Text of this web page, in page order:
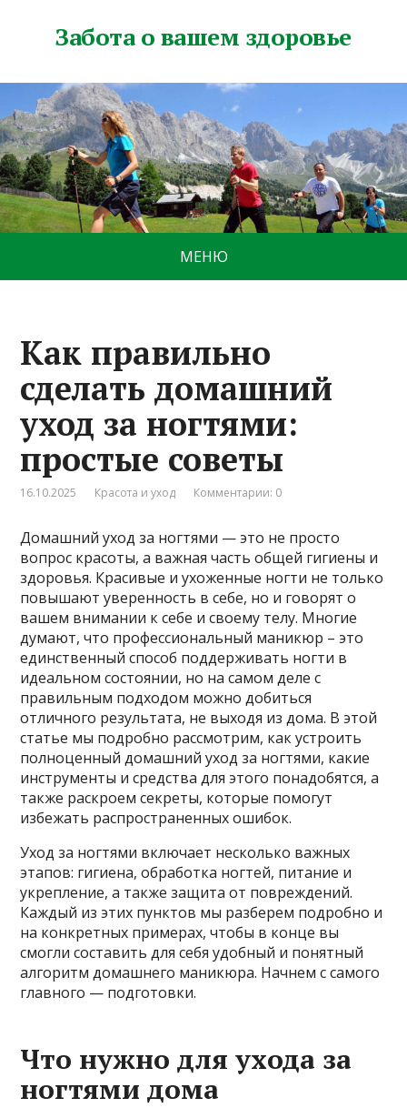
Забота о вашем здоровье
МЕНЮ
Как правильно
сделать домашний
уход за ногтями:
простые советы
16.10.2025 Красота и уход Комментарии: 0
Домашний уход за ногтями — это не просто
вопрос красоты, а важная часть общей гигиены и
здоровья. Красивые и ухоженные ногти не только
повышают уверенность в себе, но и говорят о
вашем внимании к себе и своему телу. Многие
думают, что профессиональный маникюр – это
единственный способ поддерживать ногти в
идеальном состоянии, но на самом деле с
правильным подходом можно добиться
отличного результата, не выходя из дома. В этой
статье мы подробно рассмотрим, как устроить
полноценный домашний уход за ногтями, какие
инструменты и средства для этого понадобятся, а
также раскроем секреты, которые помогут
избежать распространенных ошибок.
Уход за ногтями включает несколько важных
этапов: гигиена, обработка ногтей, питание и
укрепление, а также защита от повреждений.
Каждый из этих пунктов мы разберем подробно и
на конкретных примерах, чтобы в конце вы
смогли составить для себя удобный и понятный
алгоритм домашнего маникюра. Начнем с самого
главного — подготовки.
Что нужно для ухода за
ногтями дома